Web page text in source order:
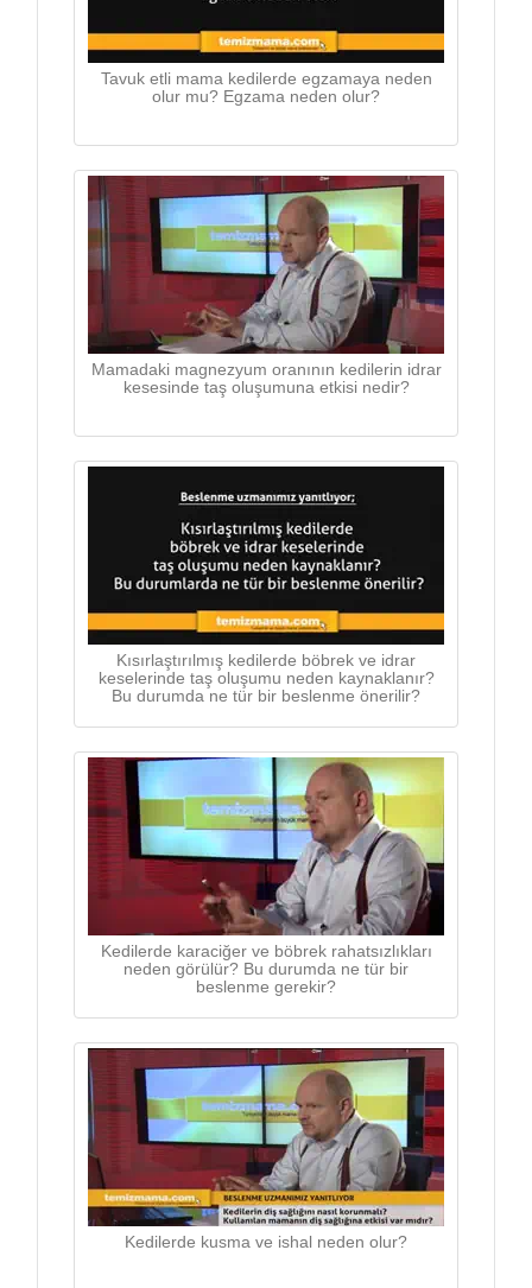
Tavuk etli mama kedilerde egzamaya neden
olur mu? Egzama neden olur?
Mamadaki magnezyum oranının kedilerin idrar
kesesinde taş oluşumuna etkisi nedir?
Kısırlaştırılmış kedilerde böbrek ve idrar
keselerinde taş oluşumu neden kaynaklanır?
Bu durumda ne tür bir beslenme önerilir?
Kedilerde karaciğer ve böbrek rahatsızlıkları
neden görülür? Bu durumda ne tür bir
beslenme gerekir?
Kedilerde kusma ve ishal neden olur?